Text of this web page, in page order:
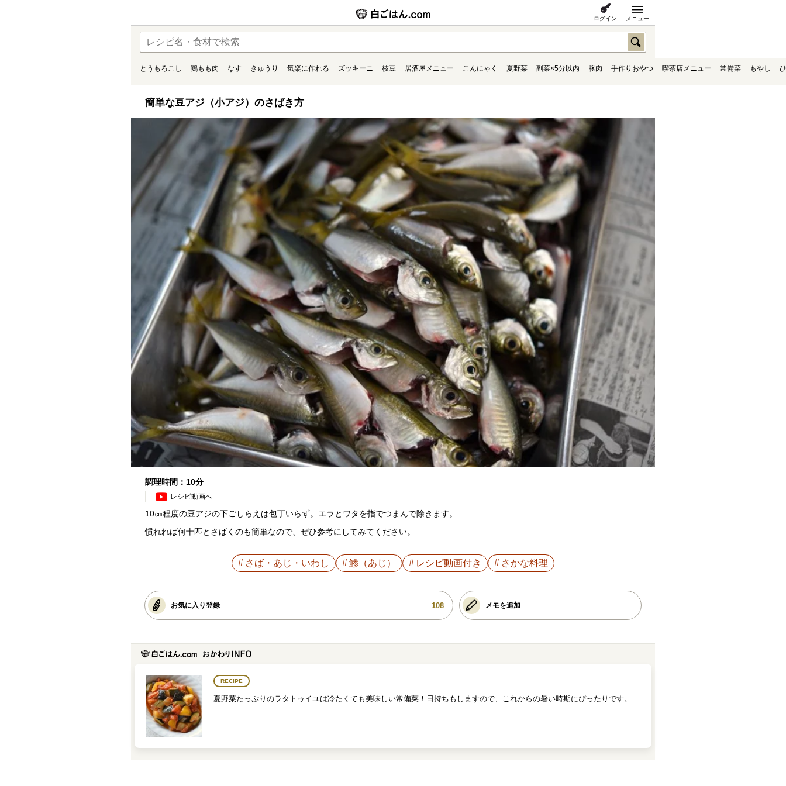
ログイン メニュー
とうもろこし 鶏もも肉 なす きゅうり 気楽に作れる ズッキーニ 枝豆 居酒屋メニュー こんにゃく 夏野菜 副菜×5分以内 豚肉 手作りおやつ 喫茶店メニュー 常備菜 もやし
簡単な豆アジ（小アジ）のさばき方
調理時間：10分
レシピ動画へ
10㎝程度の豆アジの下ごしらえは包丁いらず。エラとワタを指でつまんで除きます。
慣れれば何十匹とさばくのも簡単なので、ぜひ参考にしてみてください。
さば・あじ・いわし 鯵（あじ） レシピ動画付き さかな料理
お気に入り登録 108 メモを追加
RECIPE
夏野菜たっぷりのラタトゥイユは冷たくても美味しい常備菜！日持ちもしますので、これからの暑い時期にぴったりです。